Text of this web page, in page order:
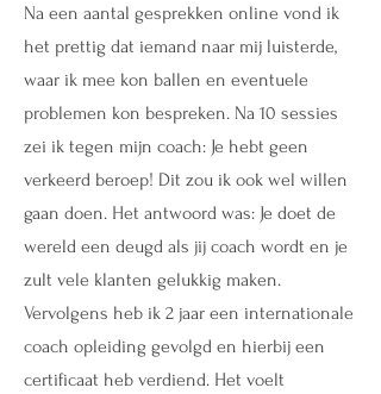
Na een aantal gesprekken online vond ik
het prettig dat iemand naar mij luisterde,
waar ik mee kon ballen en eventuele
problemen kon bespreken. Na 10 sessies
zei ik tegen mijn coach: Je hebt geen
verkeerd beroep! Dit zou ik ook wel willen
gaan doen. Het antwoord was: Je doet de
wereld een deugd als jij coach wordt en je
zult vele klanten gelukkig maken.
Vervolgens heb ik 2 jaar een internationale
coach opleiding gevolgd en hierbij een
certificaat heb verdiend. Het voelt